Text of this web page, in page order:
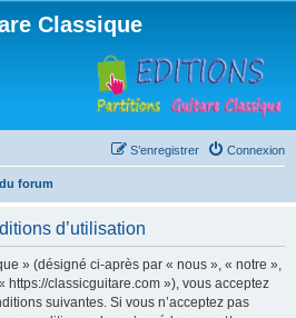
Classique
Connexion
S’enregistrer
forum
d’utilisation
» (désigné ci-après par « nous », « notre »,
https://classicguitare.com »), vous acceptez
suivantes. Si vous n’acceptez pas